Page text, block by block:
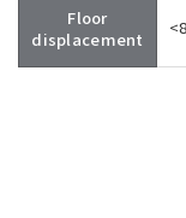
Floor
displacement